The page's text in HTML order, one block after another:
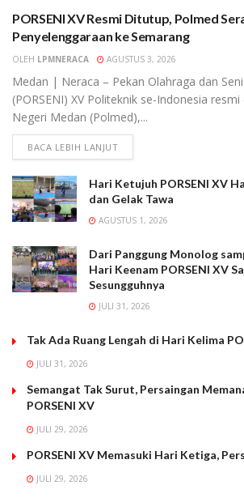
PORSENI XV Resmi Ditutup, Polmed
Penyelenggaraan ke Semarang
OLEH LPMNERACA AGUSTUS 3, 2026
Medan | Neraca – Pekan Olahraga dan
(PORSENI) XV Politeknik se-Indonesia
Negeri Medan (Polmed),...
BACA LEBIH LANJUT
Hari Ketujuh PORSENI XV
dan Gelak Tawa
AGUSTUS 1, 2026
Dari Panggung Monolog
Hari Keenam PORSENI XV
Sesungguhnya
JULI 31, 2026
Tak Ada Ruang Lengah di Hari Kelima
JULI 31, 2026
Semangat Tak Surut, Persaingan
PORSENI XV
JULI 29, 2026
PORSENI XV Memasuki Hari Ketiga,
JULI 29, 2026